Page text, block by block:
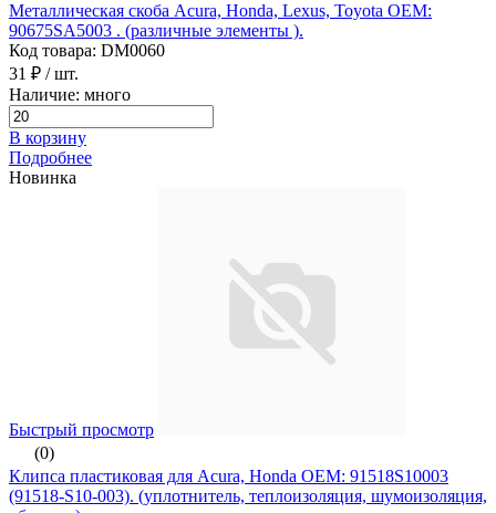
Металлическая скоба Acura, Honda, Lexus, Toyota ОЕМ:
90675SA5003 . (различные элементы ).
Код товара: DM0060
31 ₽ / шт.
Наличие: много
В корзину
Подробнее
Новинка
Быстрый просмотр
(0)
Клипса пластиковая для Acura, Honda ОЕМ: 91518S10003
(91518-S10-003). (уплотнитель, теплоизоляция, шумоизоляция,